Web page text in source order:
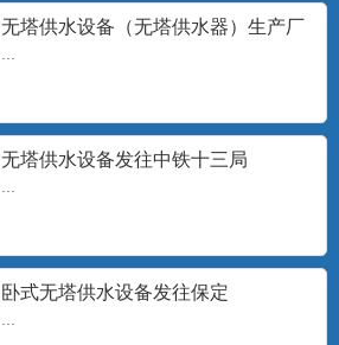
15T无塔供水
无塔供水设备（无塔供水器）生产厂
...
无塔供水设备发往中铁十三局
...
卧式无塔供水设备发往保定
...